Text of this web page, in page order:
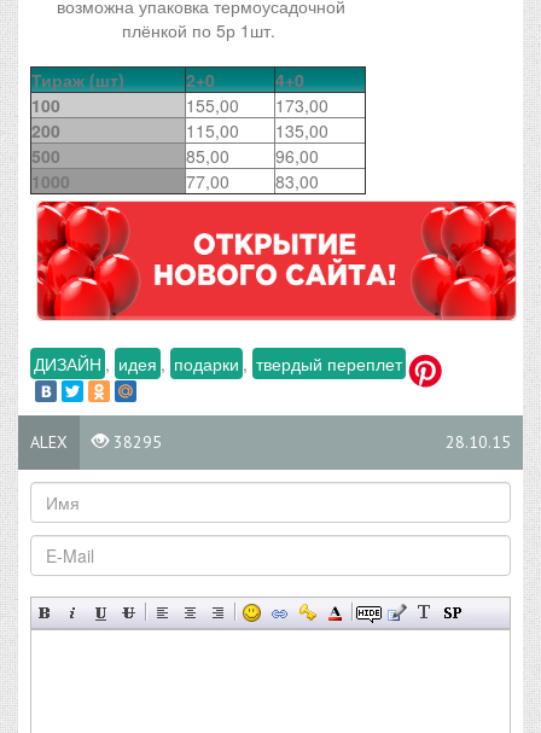
возможна упаковка термоусадочной
плёнкой по 5р 1шт.
Тираж (шт) 2+0
4+0
100
155,00
173,00
200
115,00
135,00
500
85,00
96,00
1000
77,00 83,00
ДИЗАЙН , идея , подарки , твердый переплет
ALEX 38295 28.10.15